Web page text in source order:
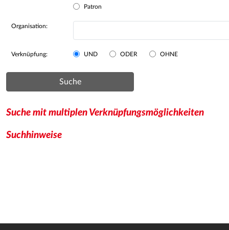
Patron
Organisation:
Verknüpfung: UND ODER OHNE
Suche
Suche mit multiplen Verknüpfungsmöglichkeiten
Suchhinweise